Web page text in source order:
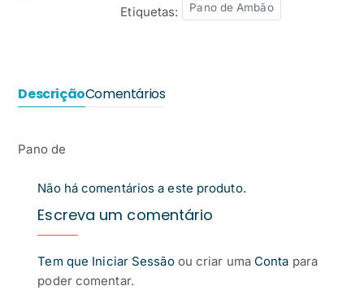
Etiquetas: Pano de Ambão
DescriçãoComentários
Pano de
Não há comentários a este produto.
Escreva um comentário
Tem que Iniciar Sessão ou criar uma Conta para
poder comentar.